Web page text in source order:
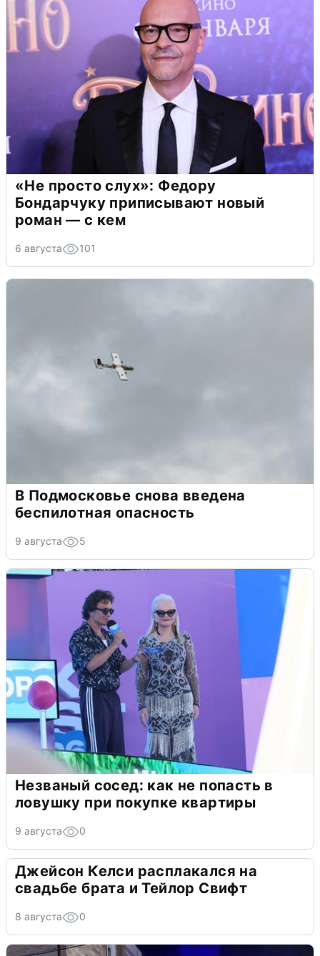
«Не просто слух»: Федору
Бондарчуку приписывают новый
роман — с кем
6 августа 101
В Подмосковье снова введена
беспилотная опасность
9 августа 5
Незваный сосед: как не попасть в
ловушку при покупке квартиры
9 августа 0
Джейсон Келси расплакался на
свадьбе брата и Тейлор Свифт
8 августа 0